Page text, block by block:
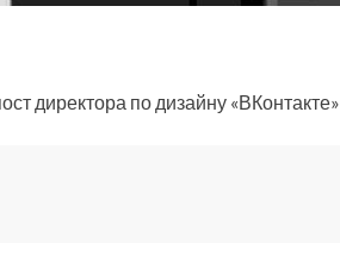
директора по дизайну «ВКонтакте»